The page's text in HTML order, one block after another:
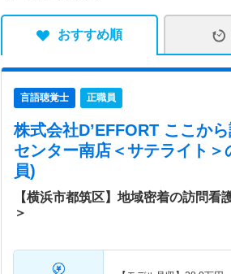
おすすめ順
言語聴覚士 正職員
株式会社D’EFFORT ここか
センター南店＜サテライト＞
員)
【横浜市都筑区】地域密着の訪問看
＞